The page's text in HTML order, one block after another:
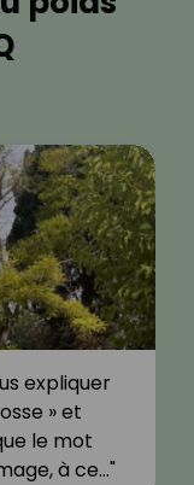
expliquer
» et
le mot
à ce…"